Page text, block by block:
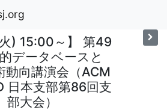
) 15:00～】 第49
データベースと
動向講演会（ACM
日本支部第86回支
部大会）